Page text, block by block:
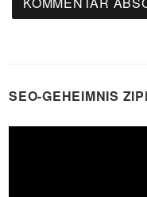
SEO-GEHEIMNIS